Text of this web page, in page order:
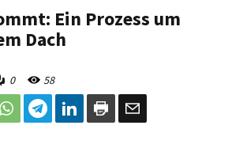
Ein Prozess um
Dach
0 58